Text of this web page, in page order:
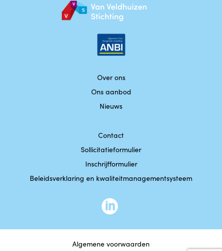
Over ons
Ons aanbod
Nieuws
Contact
Sollicitatieformulier
Inschrijfformulier
Beleidsverklaring en kwaliteitmanagementsysteem
Algemene voorwaarden